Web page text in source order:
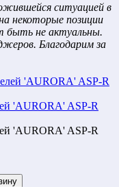
ситуацией в
некоторые позиции
быть не актуальны.
Благодарим за
'AURORA' ASP-R
'AURORA' ASP-R